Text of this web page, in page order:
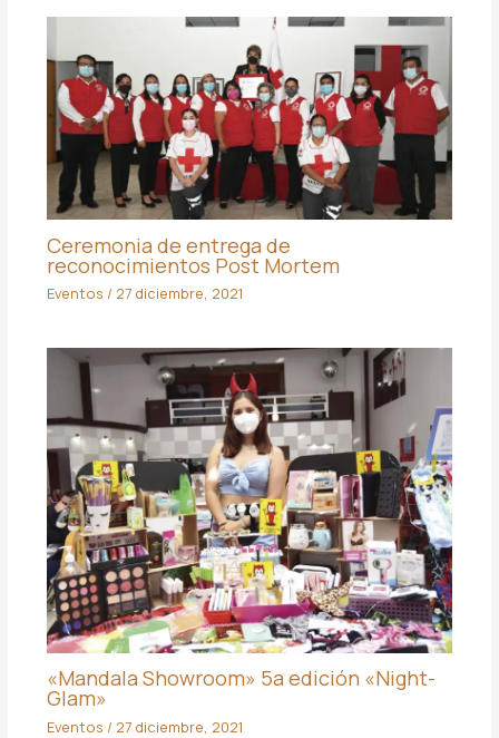
Ceremonia de entrega de
reconocimientos Post Mortem
Eventos / 27 diciembre, 2021
«Mandala Showroom» 5a edición «Night-
Glam»
Eventos / 27 diciembre, 2021